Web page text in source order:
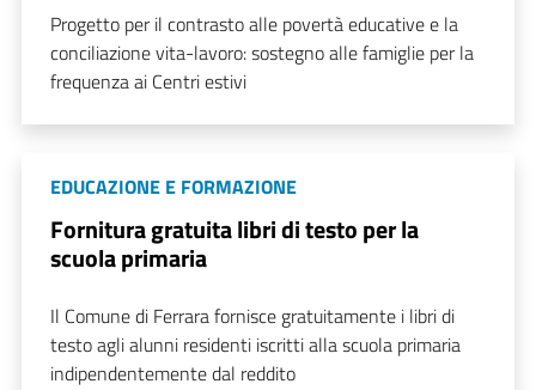
Progetto per il contrasto alle povertà educative e la
conciliazione vita-lavoro: sostegno alle famiglie per la
frequenza ai Centri estivi
EDUCAZIONE E FORMAZIONE
Fornitura gratuita libri di testo per la
scuola primaria
Il Comune di Ferrara fornisce gratuitamente i libri di
testo agli alunni residenti iscritti alla scuola primaria
indipendentemente dal reddito